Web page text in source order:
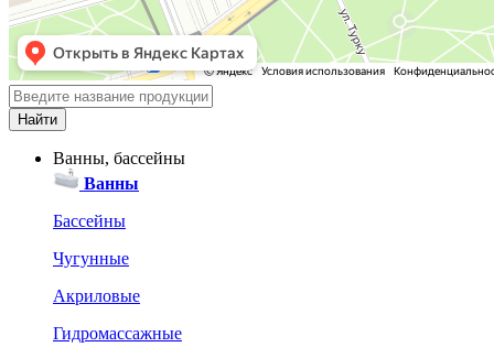
Ванны, бассейны
Ванны
Бассейны
Чугунные
Акриловые
Гидромассажные